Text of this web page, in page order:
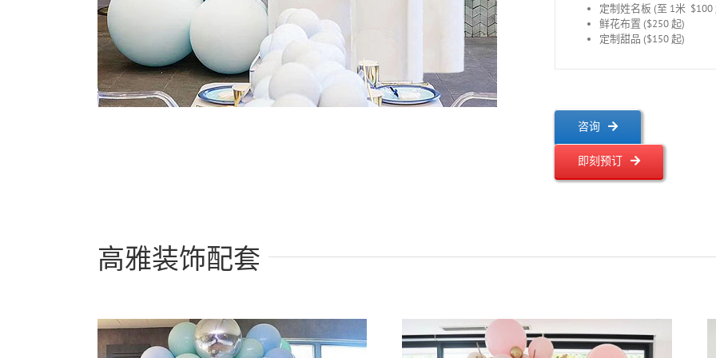
定制姓名板 (至 1米 $100
鲜花布置 ($250 起)
定制甜品 ($150 起)
咨询
即刻预订
高雅装饰配套